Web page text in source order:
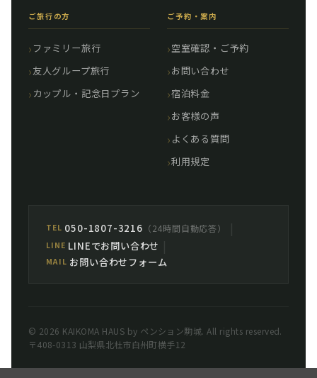
ご旅行の方
ファミリー旅行
友人グループ旅行
カップル・記念日プラン
ご予約・案内
空室確認・ご予約
お問い合わせ
宿泊料金
お客様の声
よくある質問
利用規定
TEL 050-1807-3216 （24時間自動応答）
LINE LINEでお問い合わせ
MAIL お問い合わせフォーム
© 2026 KAIKOMA HAUS by ペンション駒城. All rights reserved.
〒408-0313 山梨県北杜市白州町横手12